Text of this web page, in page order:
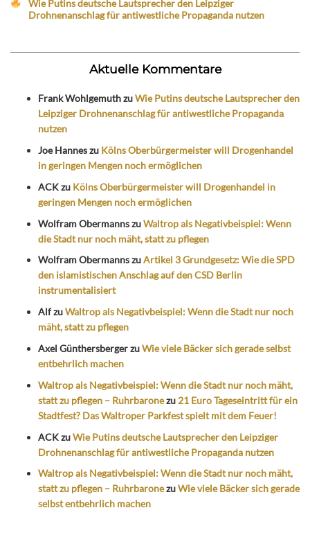
Wie Putins deutsche Lautsprecher den Leipziger
Drohnenanschlag für antiwestliche Propaganda nutzen
Aktuelle Kommentare
Frank WohlgemuthzuWie Putins deutsche Lautsprecher den
Leipziger Drohnenanschlag für antiwestliche Propaganda
nutzen
Joe Hanneszu Kölns Oberbürgermeister will Drogenhandel
in geringen Mengen noch ermöglichen
ACKzu Kölns Oberbürgermeister will Drogenhandel in
geringen Mengen noch ermöglichen
Wolfram ObermannszuWaltrop als Negativbeispiel: Wenn
die Stadt nur noch mäht, statt zu pflegen
Wolfram ObermannszuArtikel 3 Grundgesetz: Wie die SPD
den islamistischen Anschlag auf den CSD Berlin
instrumentalisiert
AlfzuWaltrop als Negativbeispiel: Wenn die Stadt nur noch
mäht, statt zu pflegen
Axel GünthersbergerzuWie viele Bäcker sich gerade selbst
entbehrlich machen
Waltrop als Negativbeispiel: Wenn die Stadt nur noch mäht,
statt zu pflegen – Ruhrbaronezu 21 Euro Tageseintritt für ein
Stadtfest? Das Waltroper Parkfest spielt mit dem Feuer!
ACKzuWie Putins deutsche Lautsprecher den Leipziger
Drohnenanschlag für antiwestliche Propaganda nutzen
Waltrop als Negativbeispiel: Wenn die Stadt nur noch mäht,
statt zu pflegen – RuhrbaronezuWie viele Bäcker sich gerade
selbst entbehrlich machen